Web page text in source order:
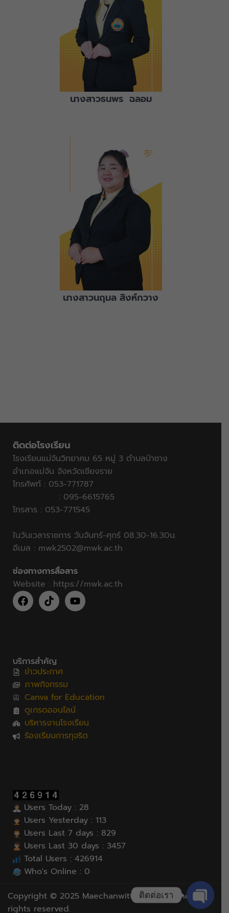
นางสาวธนพร ฉลอม
นางสาวนฤมล สิงห์กวาง
ติดต่อโรงเรียน
โรงเรียนแม่จันวิทยาคม 65 หมู่ 3 ตำบลป่าซาง
อำเภอแม่จัน จังหวัดเชียงราย
โทรศัพท์ : 053-771787
: 095-6615765
โทรสาร : 053-771545
ในวันเวลาราชการ วันจันทร์-ศุกร์ 08.30-16.30น.
อีเมล : mwk2502@mwk.ac.th
ช่องทางการสื่อสาร
Website : https://mwk.ac.th
บริการสำคัญ
ข่าวประกาศ
ภาพกิจกรรม
Canva for Education
ดูเกรดออนไลน์
บริหารงานโรงเรียน
ร้องเรียนการทุจริต
Users Today : 28
Users Yesterday : 113
Users Last 7 days : 829
Users Last 30 days : 3457
Total Users : 426914
Who's Online : 0
Copyright © 2025 Maechanwittayakhom School, All
rights reserved.
ติดต่อเรา